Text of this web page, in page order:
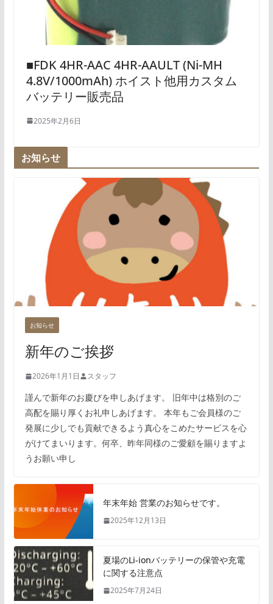
■FDK 4HR-AAC 4HR-AAULT (Ni-MH
4.8V/1000mAh) ホイスト他用カスタム
バッテリー販売品
2025年2月6日
お知らせ
お知らせ
新年のご挨拶
2026年1月1日 スタッフ
謹んで新年のお慶びを申しあげます。 旧年中は格別のご
高配を賜り厚くお礼申しあげます。 本年もご会員様のご
発展に少しでも貢献できるよう真心をこめたサービスを心
がけてまいります。何卒、昨年同様のご愛顧を賜りますよ
うお願い申し
年末年始 営業のお知らせです。
2025年12月13日
夏場のLi-ionバッテリーの保管や充電
に関する注意点
2025年7月24日